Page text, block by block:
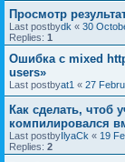
Просмотр
Last postbydk « 30
Replies: 1
Ошибка с mixed
users»
Last postbyat1 « 27
Как сделать, чтоб
компилировался
Last postbyIlyaCk « 19
Replies: 2